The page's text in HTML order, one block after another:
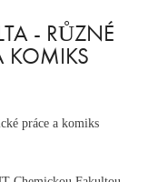
- RŮZNÉ
KOMIKS
práce a komiks